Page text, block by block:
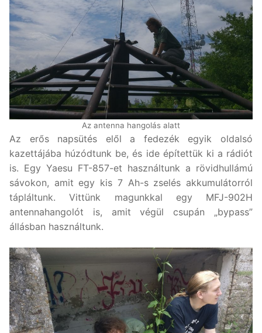
Az antenna hangolás alatt
Az erős napsütés elől a fedezék egyik oldalsó
kazettájába húzódtunk be, és ide építettük ki a rádiót
is. Egy Yaesu FT-857-et használtunk a rövidhullámú
sávokon, amit egy kis 7 Ah-s zselés akkumulátorról
tápláltunk. Vittünk magunkkal egy MFJ-902H
antennahangolót is, amit végül csupán „bypass”
állásban használtunk.